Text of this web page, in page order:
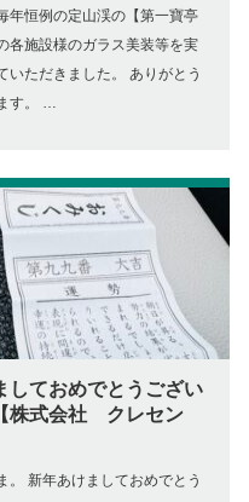
年恒例の定山渓の【第一寶亭
各施設様のガラス美装等を実
いただきました。 ありがとう
す。 …
しておめでとうござい
株式会社 クレセン
。 新年あけましておめでとう